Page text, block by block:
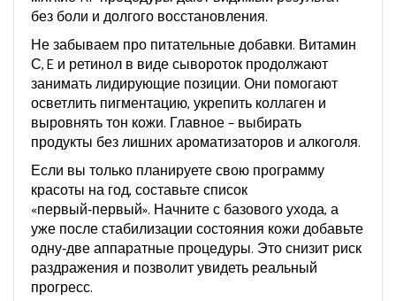
без боли и долгого восстановления.
Не забываем про питательные добавки. Витамин
С, E и ретинол в виде сывороток продолжают
занимать лидирующие позиции. Они помогают
осветлить пигментацию, укрепить коллаген и
выровнять тон кожи. Главное – выбирать
продукты без лишних ароматизаторов и алкоголя.
Если вы только планируете свою программу
красоты на год, составьте список
«первый‑первый». Начните с базового ухода, а
уже после стабилизации состояния кожи добавьте
одну‑две аппаратные процедуры. Это снизит риск
раздражения и позволит увидеть реальный
прогресс.